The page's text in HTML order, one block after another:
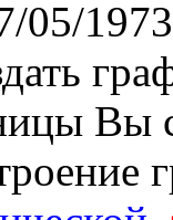
05/
Вы